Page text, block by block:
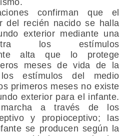
confirman que el
del recién nacido se halla
exterior mediante una
los estímulos
alta que lo protege
meses de vida de la
estímulos del medio
primeros meses no existe
exterior para el infante.
a través de los
y propioceptivo; las
se producen según la